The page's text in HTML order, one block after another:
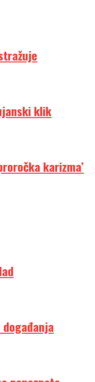
klik
karizma’